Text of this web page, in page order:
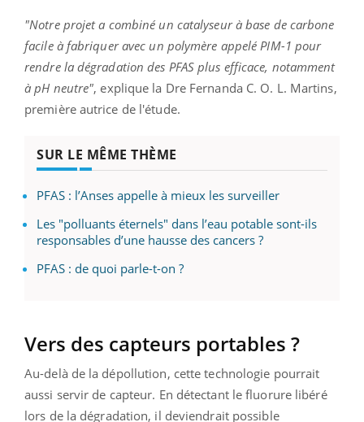
"Notre projet a combiné un catalyseur à base de carbone
facile à fabriquer avec un polymère appelé PIM-1 pour
rendre la dégradation des PFAS plus efficace, notamment
à pH neutre", explique la Dre Fernanda C. O. L. Martins,
première autrice de l'étude.
SUR LE MÊME THÈME
PFAS : l’Anses appelle à mieux les surveiller
Les "polluants éternels" dans l’eau potable sont-ils
responsables d’une hausse des cancers ?
PFAS : de quoi parle-t-on ?
Vers des capteurs portables ?
Au-delà de la dépollution, cette technologie pourrait
aussi servir de capteur. En détectant le fluorure libéré
lors de la dégradation, il deviendrait possible